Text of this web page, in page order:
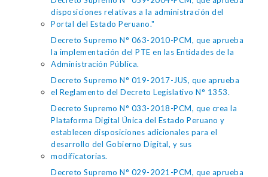
disposiciones relativas a la administración del
Portal del Estado Peruano."
Decreto Supremo N° 063-2010-PCM, que aprueba
la implementación del PTE en las Entidades de la
Administración Pública.
Decreto Supremo N° 019-2017-JUS, que aprueba
el Reglamento del Decreto Legislativo N° 1353.
Decreto Supremo N° 033-2018-PCM, que crea la
Plataforma Digital Única del Estado Peruano y
establecen disposiciones adicionales para el
desarrollo del Gobierno Digital, y sus
modificatorias.
Decreto Supremo N° 029-2021-PCM, que aprueba